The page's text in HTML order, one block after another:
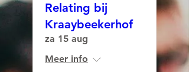
Relating bij
Kraaybeekerhof
za 15 aug
Meer info